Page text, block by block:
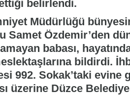
belirlendi.
Müdürlüğü
Samet Özdemir’den
babası,
bildirdi.
992. Sokak’taki evine
üzerine Düzce